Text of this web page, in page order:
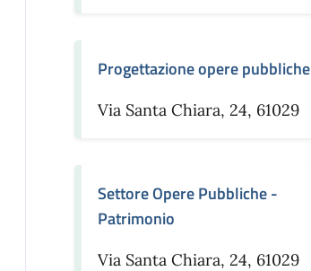
Progettazione opere pubbliche
Via Santa Chiara, 24, 61029
Settore Opere Pubbliche -
Patrimonio
Via Santa Chiara, 24, 61029